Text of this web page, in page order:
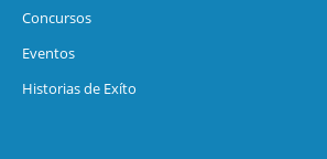
Concursos
Eventos
Historias de Exíto